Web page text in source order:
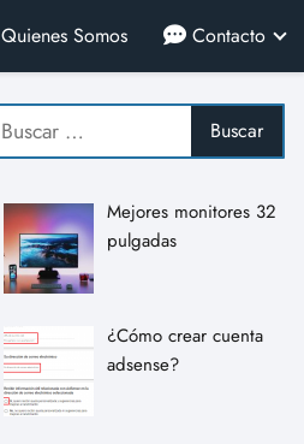
Quienes Somos Contacto
Mejores monitores 32
pulgadas
¿Cómo crear cuenta
adsense?